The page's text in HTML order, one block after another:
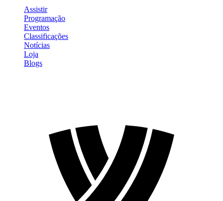
Assistir
Programação
Eventos
Classificações
Notícias
Loja
Blogs